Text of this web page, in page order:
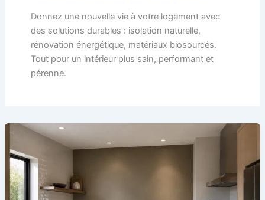
Donnez une nouvelle vie à votre logement avec
des solutions durables : isolation naturelle,
rénovation énergétique, matériaux biosourcés.
Tout pour un intérieur plus sain, performant et
pérenne.